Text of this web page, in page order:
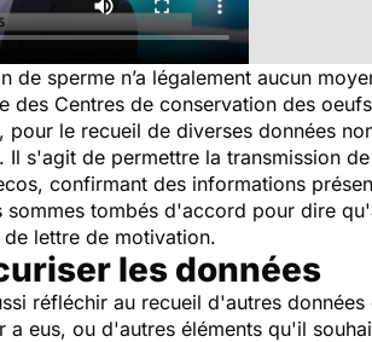
de sperme n’a légalement aucun
des Centres de conservation des
le recueil de diverses données
s'agit de permettre la transmission
confirmant des informations
sommes tombés d'accord pour dire
lettre de motivation.
les données
réfléchir au recueil d'autres
eus, ou d'autres éléments qu'il